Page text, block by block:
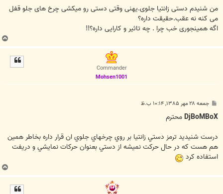
ت
من شنیدم دستی زانتیا جلوی.یهنی وقتی دستی رو میکشی چرخ های جلو قفل
می کنه نه عقب.حقیقت داره؟
اگه همینجوری خب چرا . چه تاثیر و کارایی داره؟!!
Commander
Mohsen1001
ت
جمعه ۲۸ مهر ۱۳۸۵, ۱۰:۱۴ ب.ظ
DjBoMBoX محترم
درست شنيديد ترمز دستي زانتيا بر روي چرخهاي جلوي ان قرار داره بخاطر همين
هم هست که در حال حرکت نميشه از دستي بعنوان حرکات نمايشي و دريفت
استفاده کرد